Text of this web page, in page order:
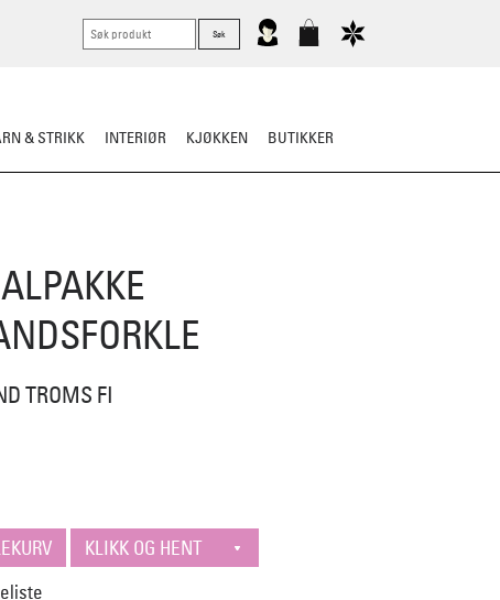
& STRIKK INTERIØR KJØKKEN BUTIKKER
TROMS FI